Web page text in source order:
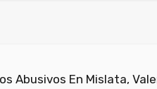
Abusivos En Mislata,